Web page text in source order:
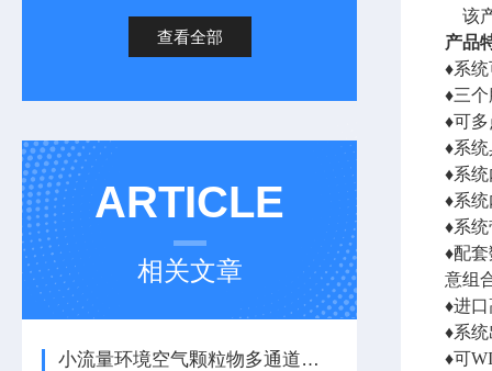
查看全部
ARTICLE
相关文章
小流量环境空气颗粒物多通道多膜采样器简介
该
产品
♦系
♦三
♦可
♦系
♦系
♦系
♦系
♦配
意组
♦进
♦系
♦可